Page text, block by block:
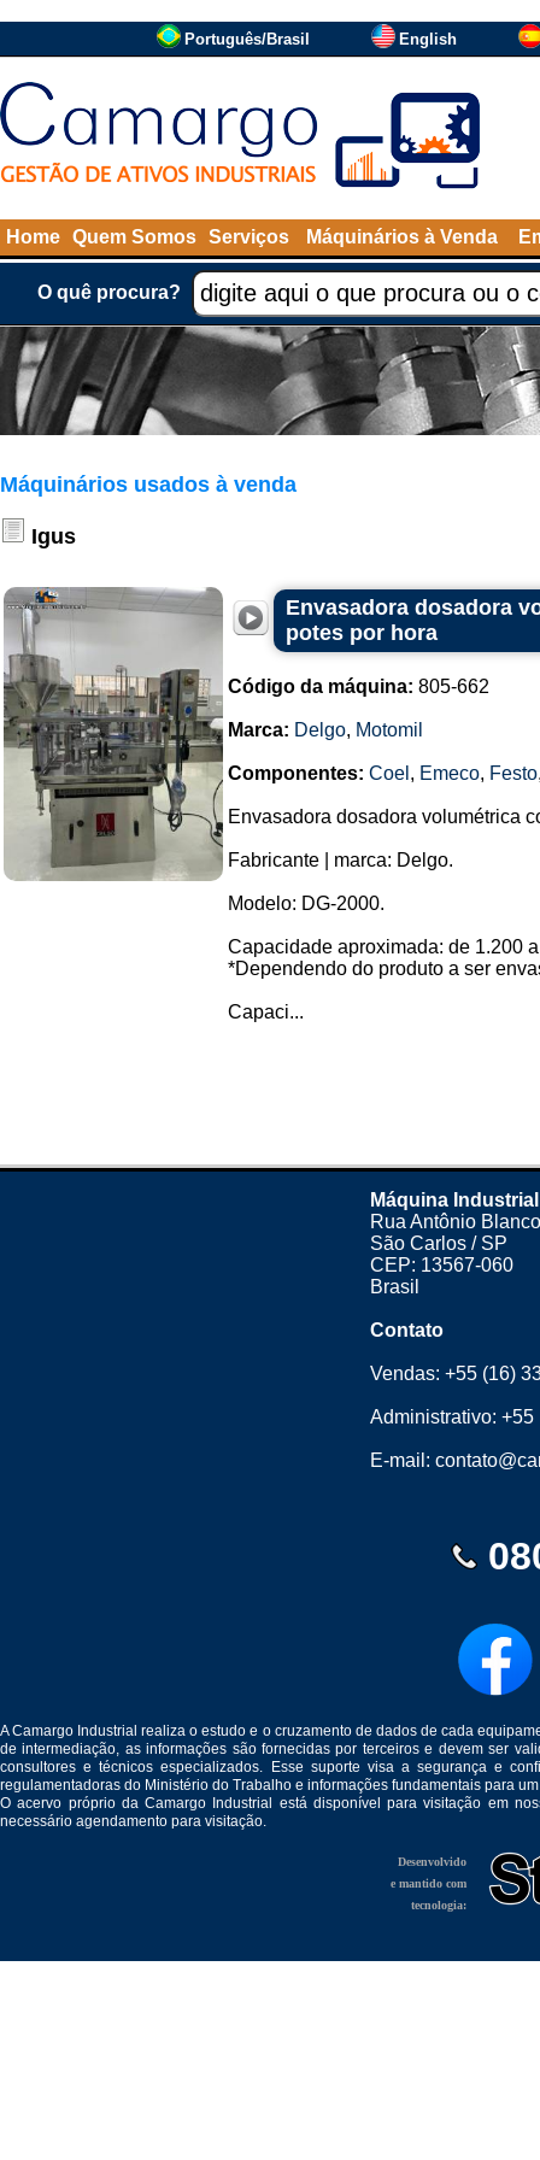
Português/Brasil English
Home Quem Somos Serviços Máquinários à Venda
O quê procura?
Máquinários usados à venda
Igus
Envasadora dosadora
potes por hora
Código da máquina: 805-662
Marca: Delgo, Motomil
Componentes: Coel , Emeco, Festo
Envasadora dosadora volumétrica
Fabricante | marca: Delgo.
Modelo: DG-2000.
Capacidade aproximada: de 1.200
*Dependendo do produto a ser
Capaci...
Máquina Industrial
Rua Antônio
São Carlos / SP
CEP: 13567-060
Brasil
Contato
Vendas:+55 (16)
Administrativo:+55
E-mail:
A Camargo Industrial realiza o estudo e o cruzamento de dados de cada
de intermediação, as informações são fornecidas por terceiros e devem ser
consultores e técnicos especializados. Esse suporte visa a segurança e
regulamentadoras do Ministério do Trabalho e informações fundamentais para
O acervo próprio da Camargo Industrial está disponível para visitação em
necessário agendamento para visitação.
Desenvolvido
e mantido com
tecnologia: